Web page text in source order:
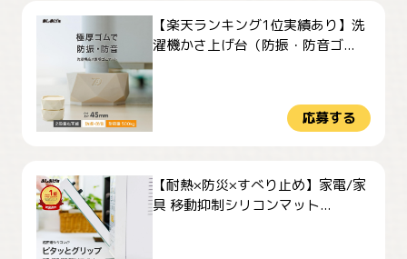
【楽天ランキング1位実績あり】洗
濯機かさ上げ台（防振・防音ゴ...
応募する
【耐熱×防災×すべり止め】家電/家
具 移動抑制シリコンマット...